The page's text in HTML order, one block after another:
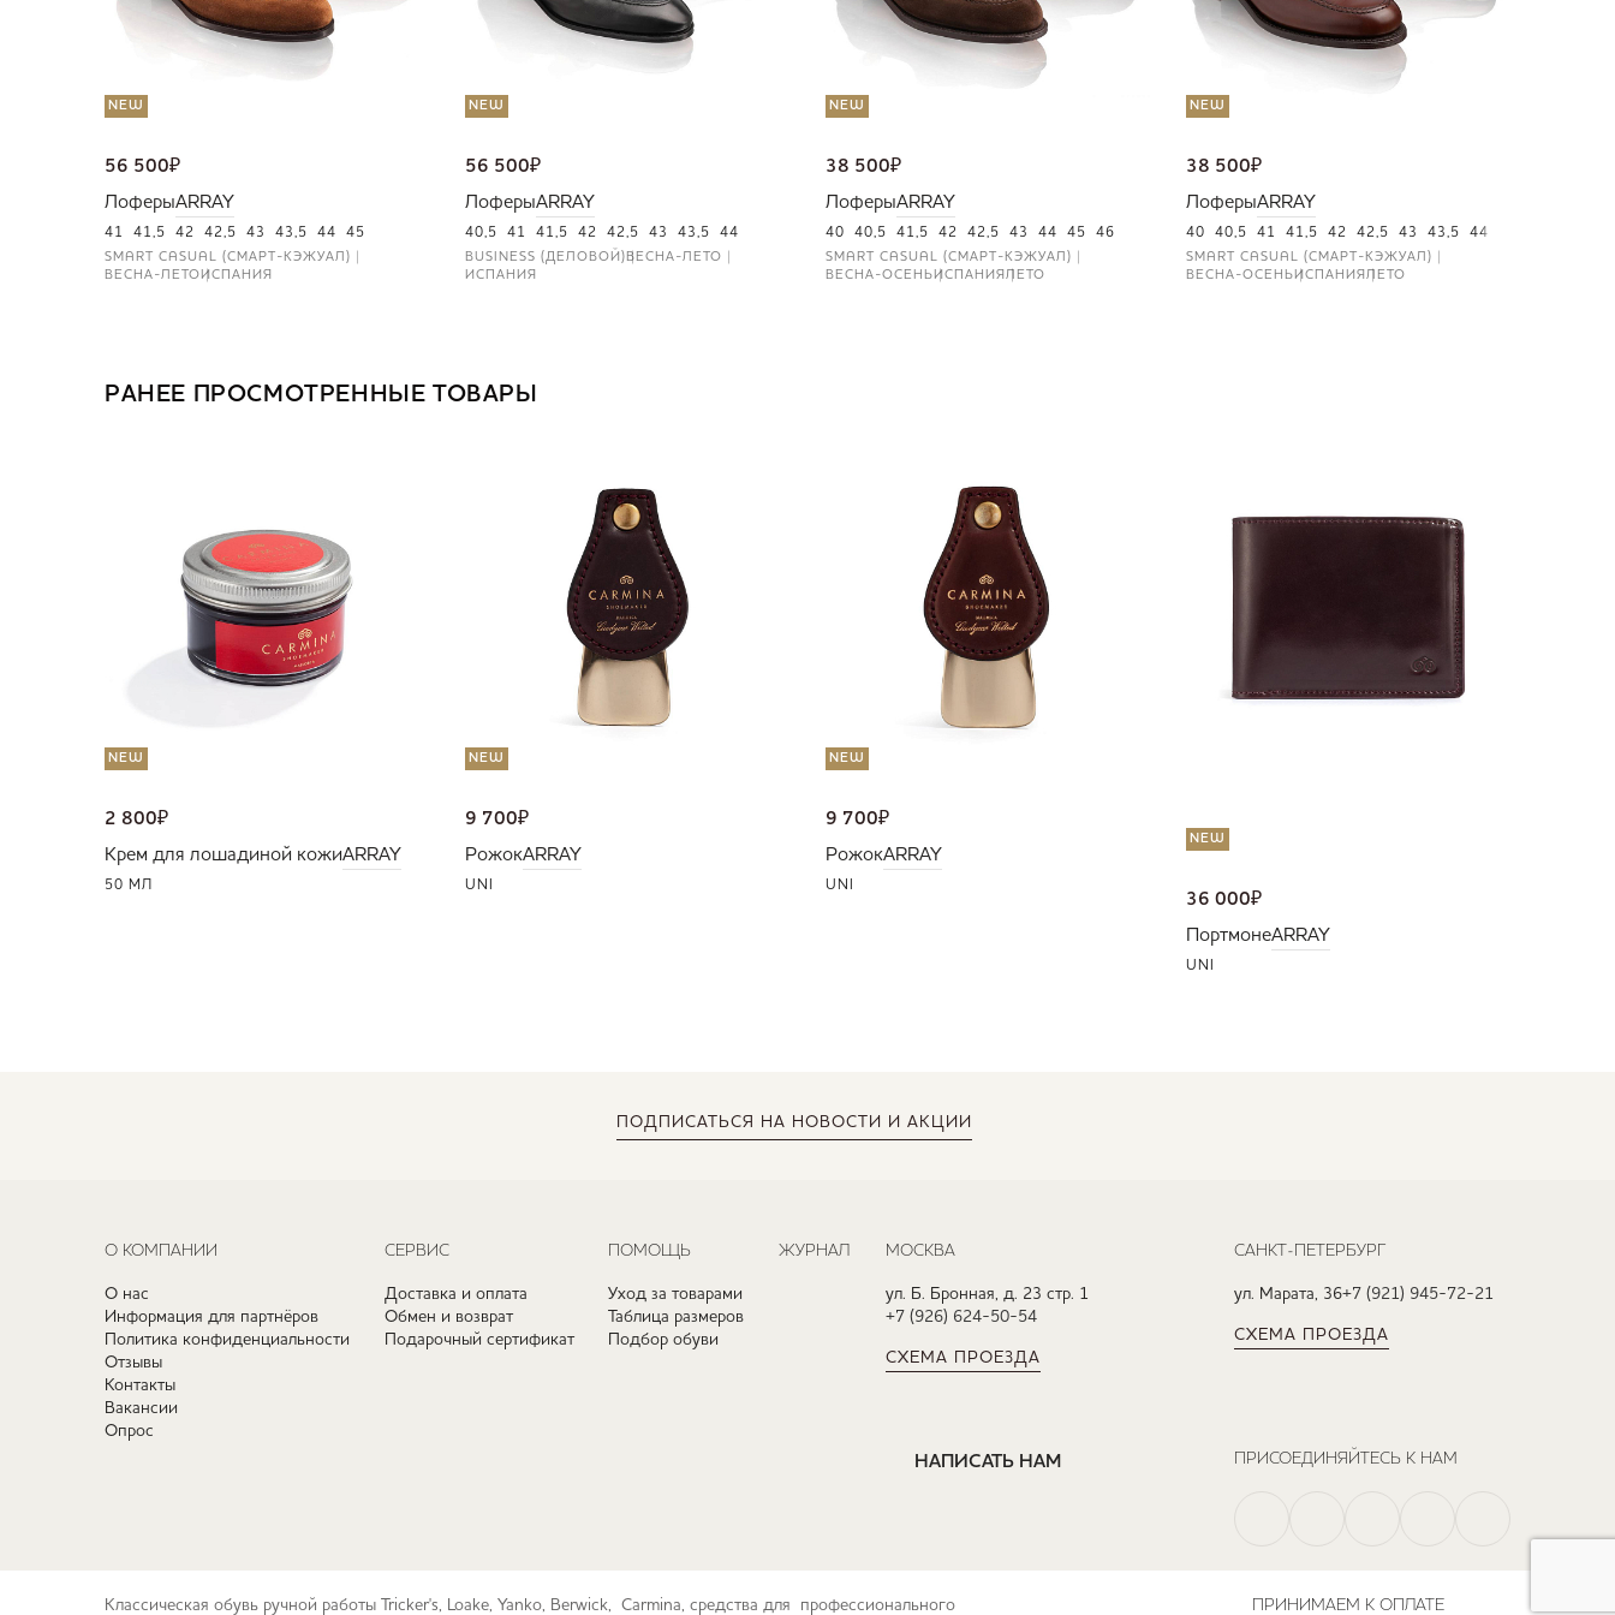
NEW
56 500₽
ЛоферыARRAY
41 41,5 42 42,5 43 43,5 44 45
SMART CASUAL (СМАРТ-КЭЖУАЛ)
ВЕСНА-ЛЕТОИСПАНИЯ
NEW
56 500₽
ЛоферыARRAY
40,5 41 41,5 42 42,5 43 43,5 44
BUSINESS (ДЕЛОВОЙ)ВЕСНА-ЛЕТО
ИСПАНИЯ
NEW
38 500₽
ЛоферыARRAY
40 40,5 41,5 42 42,5 43 44 45 46
SMART CASUAL (СМАРТ-КЭЖУАЛ)
ВЕСНА-ОСЕНЬИСПАНИЯЛЕТО
NEW
38 500₽
ЛоферыARRAY
40 40,5 41 41,5 42 42,5 43 43,5 44
SMART CASUAL (СМАРТ-КЭЖУАЛ)
ВЕСНА-ОСЕНЬИСПАНИЯЛЕТО
РАНЕЕ ПРОСМОТРЕННЫЕ ТОВАРЫ
NEW
2 800₽
Крем для лошадиной кожиARRAY
50 МЛ
NEW
9 700₽
РожокARRAY
UNI
NEW
9 700₽
РожокARRAY
UNI
NEW
36 000₽
ПортмонеARRAY
UNI
ПОДПИСАТЬСЯ НА НОВОСТИ И АКЦИИ
О КОМПАНИИ
О нас
Информация для партнёров
Политика конфиденциальности
Отзывы
Контакты
Вакансии
Опрос
СЕРВИС
Доставка и оплата
Обмен и возврат
Подарочный сертификат
ПОМОЩЬ
Уход за товарами
Таблица размеров
Подбор обуви
ЖУРНАЛ МОСКВА
ул. Б. Бронная, д. 23 стр. 1
+7 (926) 624-50-54
СХЕМА ПРОЕЗДА
САНКТ-ПЕТЕРБУРГ
ул. Марата, 36+7 (921) 945-72-21
СХЕМА ПРОЕЗДА
НАПИСАТЬ НАМ ПРИСОЕДИНЯЙТЕСЬ К НАМ
Классическая обувь ручной работы Tricker's, Loake, Yanko, Berwick, Carmina, средства для профессионального ПРИНИМАЕМ К ОПЛАТЕ